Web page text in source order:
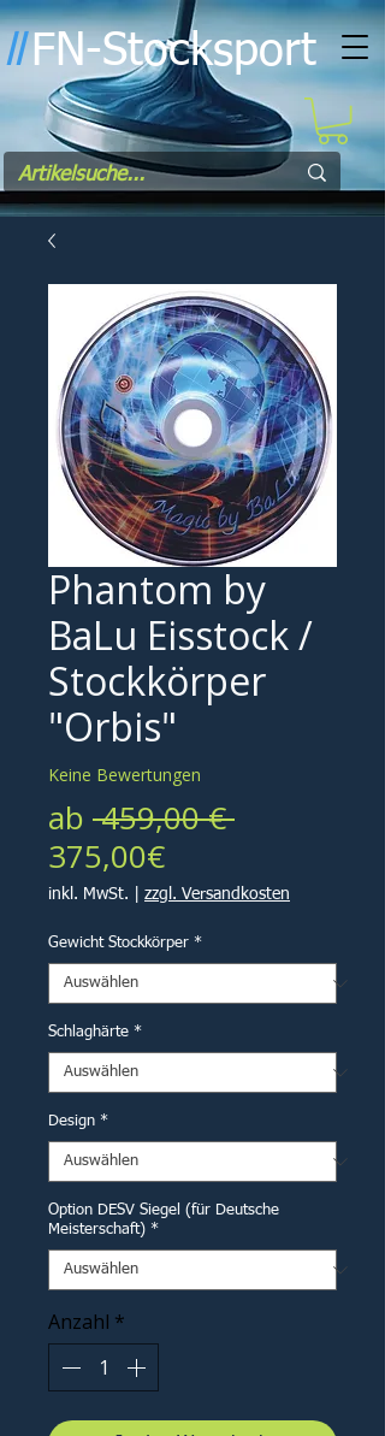
ll FN-Stocksport
Phantom by
BaLu Eisstock /
Stockkörper
"Orbis"
Keine Bewertungen
ab 459,00 €
375,00€Sale-
Preis
inkl. MwSt. zzgl. Versandkosten
Gewicht Stockkörper *
Schlaghärte *
Design *
Option DESV Siegel (für Deutsche
Meisterschaft) *
Anzahl *